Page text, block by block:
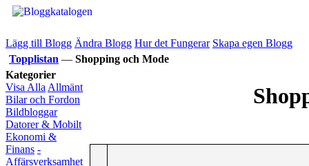
Lägg till Blogg Ändra Blogg Hur det Fungerar Skapa egen Blogg
Topplistan — Shopping och Mode
Kategorier
Visa Alla Allmänt
Bilar och Fordon
Bildbloggar
Datorer & Mobilt
Ekonomi &
Finans -
Affärsverksamhet